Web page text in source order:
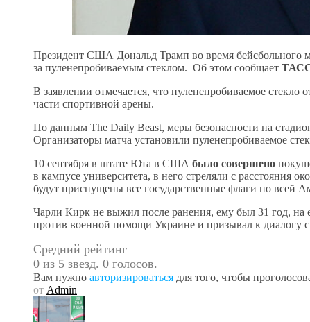
Президент США Дональд Трамп во время бейсбольного
за пуленепробиваемым стеклом. Об этом сообщает
В заявлении отмечается, что пуленепробиваемое стекло
части спортивной арены.
По данным The Daily Beast, меры безопасности на
Организаторы матча установили пуленепробиваемое
10 сентября в штате Юта в США было совершено
в кампусе университета, в него стреляли с расстояния
будут приспущены все государственные флаги по всей
Чарли Кирк не выжил после ранения, ему был 31 год, на
против военной помощи Украине и призывал к диалогу
Средний рейтинг
0 из 5 звезд. 0 голосов.
Вам нужно авторизироваться для того, чтобы
от Admin